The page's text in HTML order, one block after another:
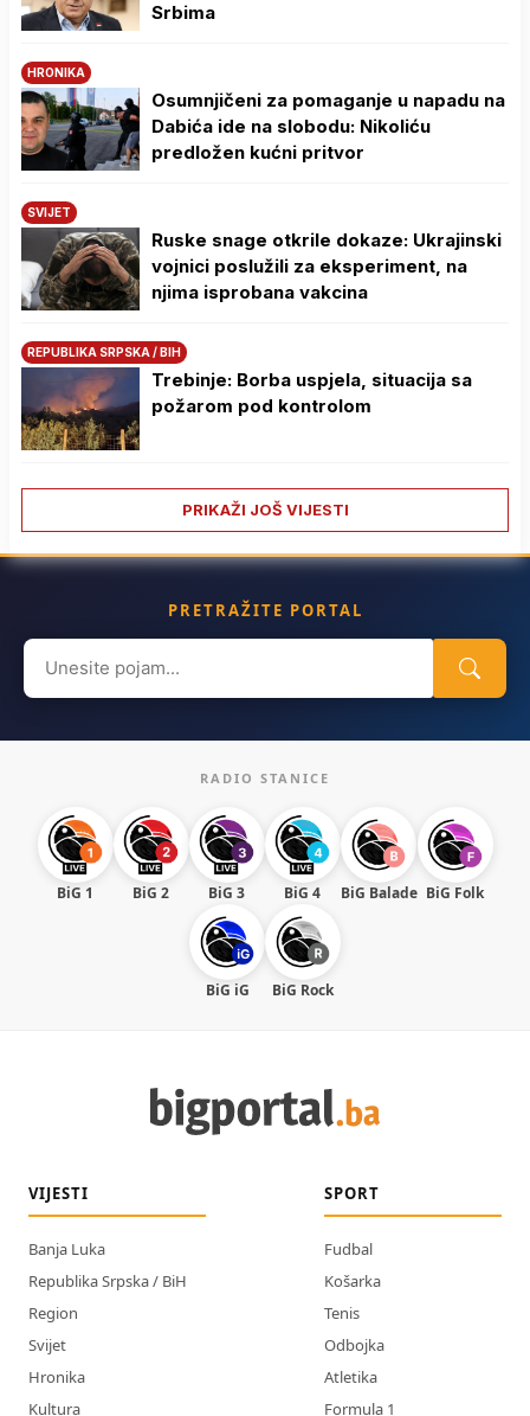
Srbima
HRONIKA
Osumnjičeni za pomaganje u napadu na
Dabića ide na slobodu: Nikoliću
predložen kućni pritvor
SVIJET
Ruske snage otkrile dokaze: Ukrajinski
vojnici poslužili za eksperiment, na
njima isprobana vakcina
REPUBLIKA SRPSKA / BIH
Trebinje: Borba uspjela, situacija sa
požarom pod kontrolom
PRIKAŽI JOŠ VIJESTI
PRETRAŽITE PORTAL
Search
for:
RADIO STANICE
BiG 1 BiG 2 BiG 3 BiG 4 BiG Balade BiG Folk
BiG iG BiG Rock
VIJESTI
Banja Luka
Republika Srpska / BiH
Region
Svijet
Hronika
Kultura
SPORT
Fudbal
Košarka
Tenis
Odbojka
Atletika
Formula 1